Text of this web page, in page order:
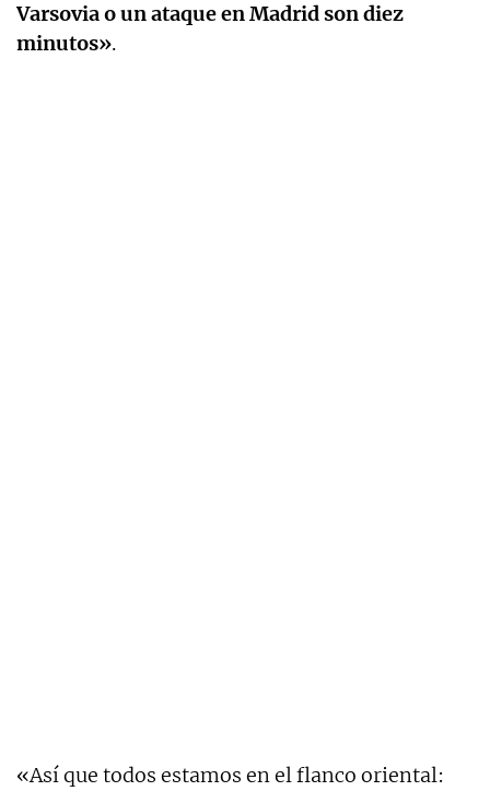
Varsovia o un ataque en Madrid son diez
minutos».
«Así que todos estamos en el flanco oriental: